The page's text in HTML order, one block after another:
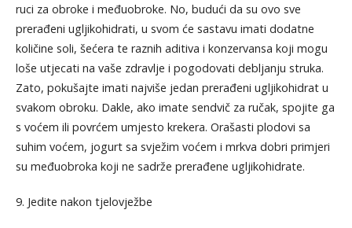
ruci za obroke i međuobroke. No, budući da su ovo sve
prerađeni ugljikohidrati, u svom će sastavu imati dodatne
količine soli, šećera te raznih aditiva i konzervansa koji mogu
loše utjecati na vaše zdravlje i pogodovati debljanju struka.
Zato, pokušajte imati najviše jedan prerađeni ugljikohidrat u
svakom obroku. Dakle, ako imate sendvič za ručak, spojite ga
s voćem ili povrćem umjesto krekera. Orašasti plodovi sa
suhim voćem, jogurt sa svježim voćem i mrkva dobri primjeri
su međuobroka koji ne sadrže prerađene ugljikohidrate.
9. Jedite nakon tjelovježbe